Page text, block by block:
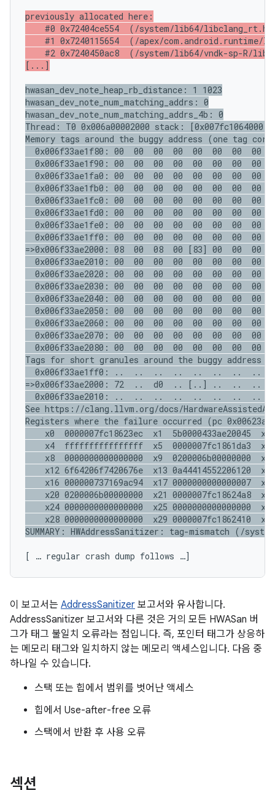
previously allocated here:
#0 0x72404ce554  (/system/lib64/
#1 0x7240115654  (/apex/com.android.runtime/
#2 0x7240450ac8  (/system/lib64/vndk-sp-R/
[...]
hwasan_dev_note_heap_rb_distance: 1 1023
hwasan_dev_note_num_matching_addrs: 0
hwasan_dev_note_num_matching_addrs_4b: 0
Thread: T0 0x006a00002000 stack:
Memory tags around the buggy address (one tag
0x006f33ae1f80: 00  00  00  00  00  00  00  00
0x006f33ae1f90: 00  00  00  00  00  00  00  00
0x006f33ae1fa0: 00  00  00  00  00  00  00  00
0x006f33ae1fb0: 00  00  00  00  00  00  00  00
0x006f33ae1fc0: 00  00  00  00  00  00  00  00
0x006f33ae1fd0: 00  00  00  00  00  00  00  00
0x006f33ae1fe0: 00  00  00  00  00  00  00  00
0x006f33ae1ff0: 00  00  00  00  00  00  00  00
=>0x006f33ae2000: 08  00  08  00 [83] 00  00
0x006f33ae2010: 00  00  00  00  00  00  00  00
0x006f33ae2020: 00  00  00  00  00  00  00  00
0x006f33ae2030: 00  00  00  00  00  00  00  00
0x006f33ae2040: 00  00  00  00  00  00  00  00
0x006f33ae2050: 00  00  00  00  00  00  00  00
0x006f33ae2060: 00  00  00  00  00  00  00  00
0x006f33ae2070: 00  00  00  00  00  00  00  00
0x006f33ae2080: 00  00  00  00  00  00  00  00
Tags for short granules around the buggy address
0x006f33ae1ff0: ..  ..  ..  ..  ..  ..  ..  ..
=>0x006f33ae2000: 72  ..  d0  .. [..] ..
0x006f33ae2010: ..  ..  ..  ..  ..  ..  ..  ..
See https://clang.llvm.org/docs/
Registers where the failure occurred (pc
x0  0000007fc18623ec  x1  5b0000433ae20045
x4  ffffffffffffffff  x5  0000007fc1861da3
x8  0000000000000000  x9  0200006b00000000
x12 6f64206f7420676e  x13 0a44414552206120
x16 000000737169ac94  x17 0000000000000007
x20 0200006b00000000  x21 0000007fc18624a8
x24 0000000000000000  x25 0000000000000000
x28 0000000000000000  x29 0000007fc1862410
[ … regular crash dump follows …]
이 보고서는 AddressSanitizer 보고서와 유사합니다.
AddressSanitizer 보고서와 다른 것은 거의 모든 HWASan 버
그가 태그 불일치 오류라는 점입니다. 즉, 포인터 태그가 상응하
는 메모리 태그와 일치하지 않는 메모리 액세스입니다. 다음 중
하나일 수 있습니다.
스택 또는 힙에서 범위를 벗어난 액세스
힙에서 Use-after-free 오류
스택에서 반환 후 사용 오류
섹션